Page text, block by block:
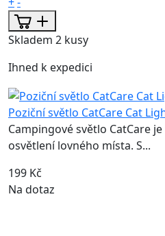
Skladem 2 kusy
Ihned k expedici
Poziční světlo CatCare Cat
Campingové světlo CatCare
osvětlení lovného místa. S...
199 Kč
Na dotaz